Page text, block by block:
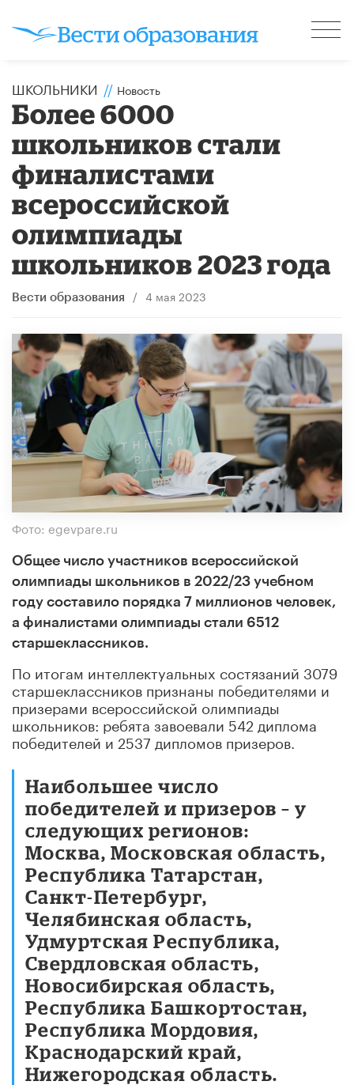
ШКОЛЬНИКИ // Новость
Более 6000
школьников стали
финалистами
всероссийской
олимпиады
школьников 2023 года
Вести образования / 4 мая 2023
Фото: egevpare.ru
Общее число участников всероссийской
олимпиады школьников в 2022/23 учебном
году составило порядка 7 миллионов человек,
а финалистами олимпиады стали 6512
старшеклассников.
По итогам интеллектуальных состязаний 3079
старшеклассников признаны победителями и
призерами всероссийской олимпиады
школьников: ребята завоевали 542 диплома
победителей и 2537 дипломов призеров.
Наибольшее число
победителей и призеров – у
следующих регионов:
Москва, Московская область,
Республика Татарстан,
Санкт-Петербург,
Челябинская область,
Удмуртская Республика,
Свердловская область,
Новосибирская область,
Республика Башкортостан,
Республика Мордовия,
Краснодарский край,
Нижегородская область.